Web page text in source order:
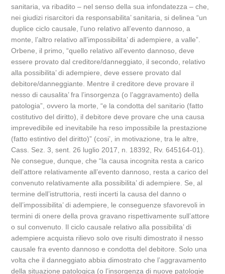
sanitaria, va ribadito – nel senso della sua infondatezza – che,
nei giudizi risarcitori da responsabilita’ sanitaria, si delinea “un
duplice ciclo causale, l’uno relativo all’evento dannoso, a
monte, l’altro relativo all’impossibilita’ di adempiere, a valle”.
Orbene, il primo, “quello relativo all’evento dannoso, deve
essere provato dal creditore/danneggiato, il secondo, relativo
alla possibilita’ di adempiere, deve essere provato dal
debitore/danneggiante. Mentre il creditore deve provare il
nesso di causalita’ fra l’insorgenza (o l’aggravamento) della
patologia”, ovvero la morte, “e la condotta del sanitario (fatto
costitutivo del diritto), il debitore deve provare che una causa
imprevedibile ed inevitabile ha reso impossibile la prestazione
(fatto estintivo del diritto)” (cosi’, in motivazione, tra le altre,
Cass. Sez. 3, sent. 26 luglio 2017, n. 18392, Rv. 645164-01).
Ne consegue, dunque, che “la causa incognita resta a carico
dell’attore relativamente all’evento dannoso, resta a carico del
convenuto relativamente alla possibilita’ di adempiere. Se, al
termine dell’istruttoria, resti incerti la causa del danno o
dell’impossibilita’ di adempiere, le conseguenze sfavorevoli in
termini di onere della prova gravano rispettivamente sull’attore
o sul convenuto. Il ciclo causale relativo alla possibilita’ di
adempiere acquista rilievo solo ove risulti dimostrato il nesso
causale fra evento dannoso e condotta del debitore. Solo una
volta che il danneggiato abbia dimostrato che l’aggravamento
della situazione patologica (o l’insorgenza di nuove patologie